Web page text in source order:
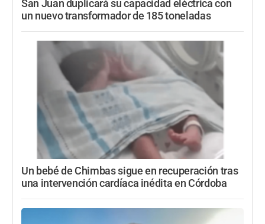
San Juan duplicará su capacidad eléctrica con
un nuevo transformador de 185 toneladas
Un bebé de Chimbas sigue en recuperación tras
una intervención cardíaca inédita en Córdoba